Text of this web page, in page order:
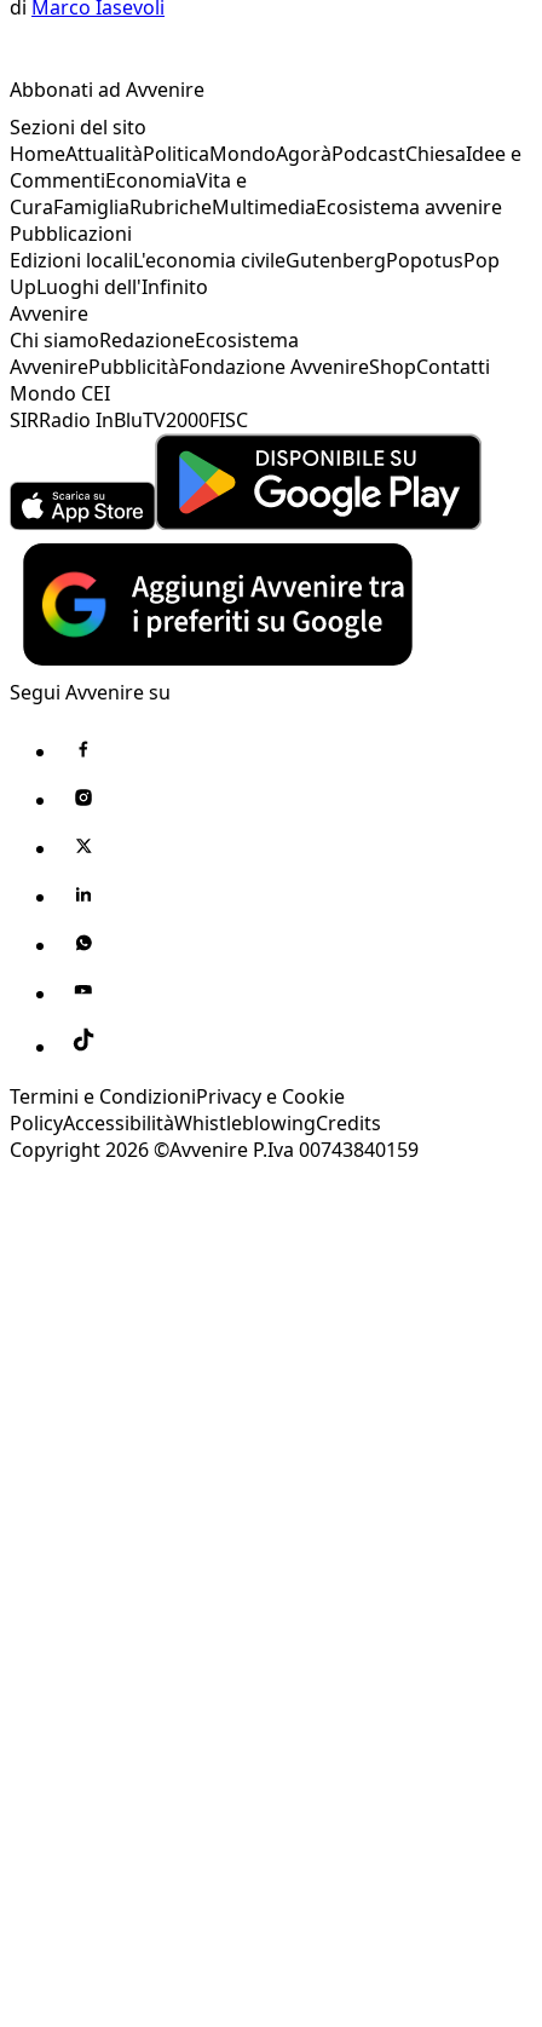
di Marco Iasevoli
Abbonati ad Avvenire
Sezioni del sito
HomeAttualitàPoliticaMondoAgoràPodcastChiesaIdee e
CommentiEconomiaVita e
CuraFamigliaRubricheMultimediaEcosistema avvenire
Pubblicazioni
Edizioni localiL'economia civileGutenbergPopotusPop
UpLuoghi dell'Infinito
Avvenire
Chi siamoRedazioneEcosistema
AvvenirePubblicitàFondazione AvvenireShopContatti
Mondo CEI
SIRRadio InBluTV2000FISC
Segui Avvenire su
Termini e CondizioniPrivacy e Cookie
PolicyAccessibilitàWhistleblowingCredits
Copyright 2026 ©Avvenire P.Iva 00743840159